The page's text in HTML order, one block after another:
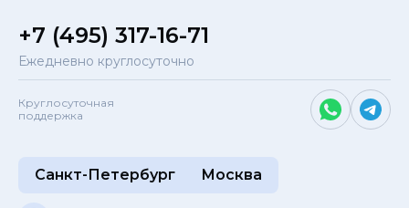
+7 (495) 317-16-71
Ежедневно круглосуточно
Круглосуточная
поддержка
Санкт-Петербург Москва